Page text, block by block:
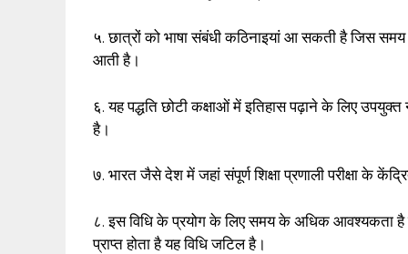
५. छात्रों को भाषा संबंधी कठिनाइयां आ सकती है जिस
आती है।
६. यह पद्धति छोटी कक्षाओं में इतिहास पढ़ाने के लिए
है।
७. भारत जैसे देश में जहां संपूर्ण शिक्षा प्रणाली परीक्षा के
८. इस विधि के प्रयोग के लिए समय के अधिक आवश्यकता है
प्राप्त होता है यह विधि जटिल है।